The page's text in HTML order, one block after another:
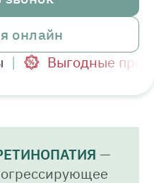
Выгодные
онлайн
—